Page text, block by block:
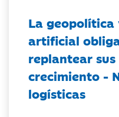
La
artificial
replantear
crecimiento -
logísticas